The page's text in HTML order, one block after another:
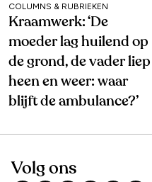
COLUMNS & RUBRIEKEN
Kraamwerk: ‘De
moeder lag huilend op
de grond, de vader liep
heen en weer: waar
blijft de ambulance?’
Volg ons